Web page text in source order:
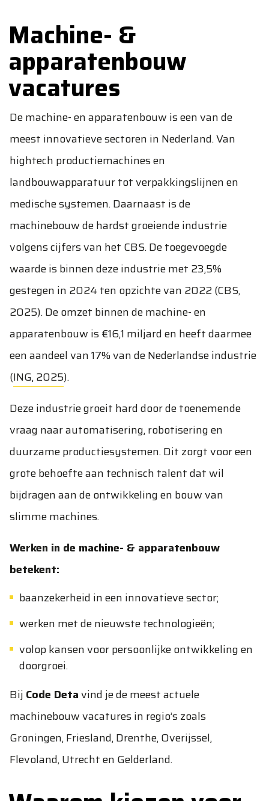
Machine- &
apparatenbouw
vacatures
De machine- en apparatenbouw is een van de
meest innovatieve sectoren in Nederland. Van
hightech productiemachines en
landbouwapparatuur tot verpakkingslijnen en
medische systemen. Daarnaast is de
machinebouw de hardst groeiende industrie
volgens cijfers van het CBS. De toegevoegde
waarde is binnen deze industrie met 23,5%
gestegen in 2024 ten opzichte van 2022 (CBS,
2025). De omzet binnen de machine- en
apparatenbouw is €16,1 miljard en heeft daarmee
een aandeel van 17% van de Nederlandse industrie
(ING, 2025).
Deze industrie groeit hard door de toenemende
vraag naar automatisering, robotisering en
duurzame productiesystemen. Dit zorgt voor een
grote behoefte aan technisch talent dat wil
bijdragen aan de ontwikkeling en bouw van
slimme machines.
Werken in de machine- & apparatenbouw
betekent:
baanzekerheid in een innovatieve sector;
werken met de nieuwste technologieën;
volop kansen voor persoonlijke ontwikkeling en
doorgroei.
Bij Code Detavind je de meest actuele
machinebouw vacatures in regio’s zoals
Groningen, Friesland, Drenthe, Overijssel,
Flevoland, Utrecht en Gelderland.